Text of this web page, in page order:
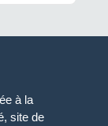
à la
site de